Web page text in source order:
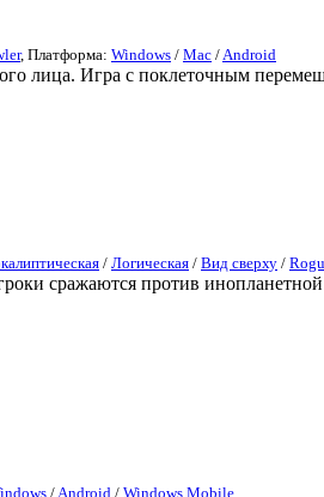
, Платформа: Windows / Mac / Android
лица. Игра с поклеточным
/ Логическая / Вид сверху /
сражаются против
/ Android / Windows Mobile